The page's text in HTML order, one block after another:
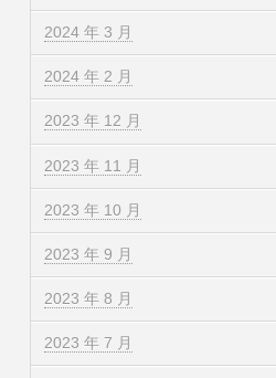
2024 年 3 月
2024 年 2 月
2023 年 12 月
2023 年 11 月
2023 年 10 月
2023 年 9 月
2023 年 8 月
2023 年 7 月